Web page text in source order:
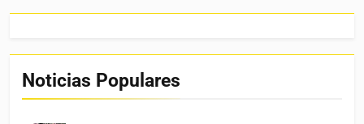
Noticias Populares